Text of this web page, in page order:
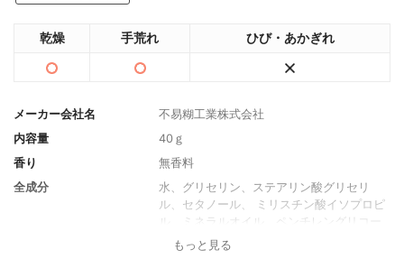
乾燥 手荒れ ひび・あかぎれ
メーカー会社名
不易糊工業株式会社
内容量
40ｇ
香り
無香料
全成分
水、グリセリン、ステアリン酸グリセリ
ル、セタノール、 ミリスチン酸イソプロピ
ル、ミネラルオイル、ペンチレングリコー
ル、 ソルビトール、馬油、シア脂、加水分
もっと見る